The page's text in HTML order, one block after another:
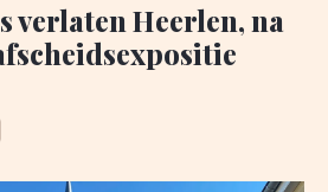
verlaten Heerlen, na